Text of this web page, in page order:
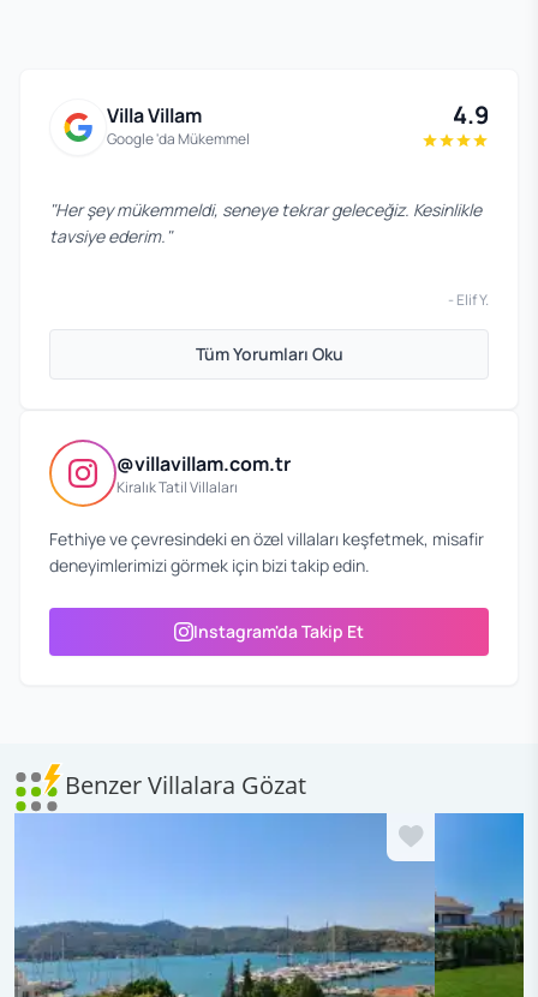
Villa Villam
Google 'da Mükemmel
4.9
"Her şey mükemmeldi, seneye tekrar geleceğiz. Kesinlikle
tavsiye ederim. "
- Elif Y.
Tüm Yorumları Oku
@villavillam.com.tr
Kiralık Tatil Villaları
Fethiye ve çevresindeki en özel villaları keşfetmek, misafir
deneyimlerimizi görmek için bizi takip edin.
Instagram'da Takip Et
Benzer Villalara Gözat